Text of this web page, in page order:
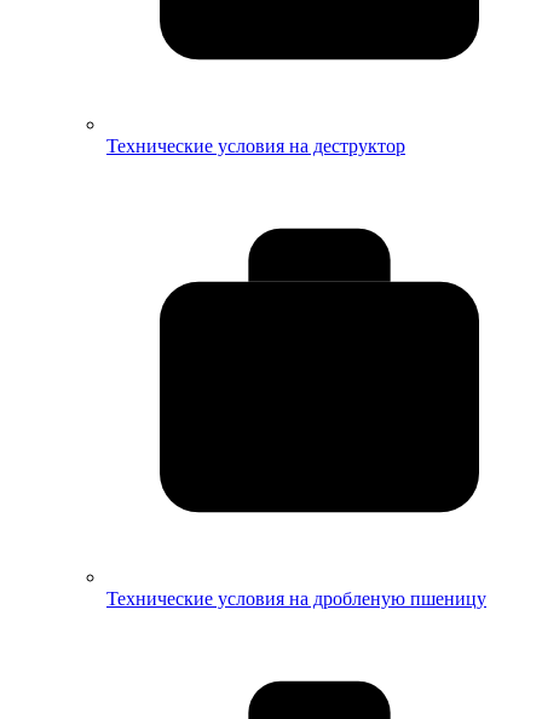
Технические условия на деструктор
Технические условия на дробленую пшеницу